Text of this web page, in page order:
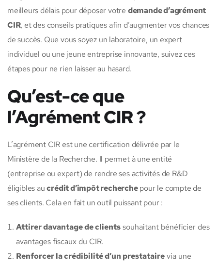
meilleurs délais pour déposer votre demande d’agrément
CIR, et des conseils pratiques afin d’augmenter vos chances
de succès. Que vous soyez un laboratoire, un expert
individuel ou une jeune entreprise innovante, suivez ces
étapes pour ne rien laisser au hasard.
Qu’est-ce que
l’Agrément CIR ?
L’agrément CIR est une certification délivrée par le
Ministère de la Recherche. Il permet à une entité
(entreprise ou expert) de rendre ses activités de R&D
éligibles aucrédit d’impôt recherchepour le compte de
ses clients. Cela en fait un outil puissant pour :
Attirer davantage de clientssouhaitant bénéficier des
avantages fiscaux du CIR.
Renforcer la crédibilité d’un prestatairevia une